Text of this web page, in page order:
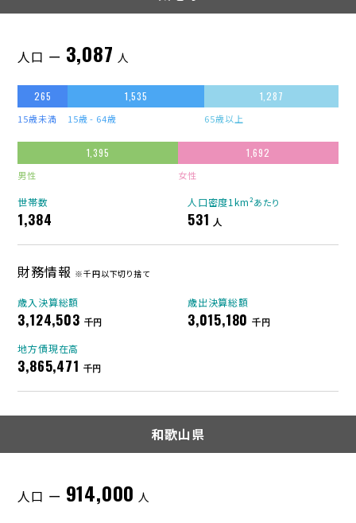
人口 ー 3,087 人
265
15歳未満
1,535
15歳 - 64歳
1,287
65歳以上
1,395
男性
1,692
女性
世帯数
1,384
人口密度1km²あたり
531 人
財務情報 ※千円以下切り捨て
歳入決算総額
3,124,503 千円
歳出決算総額
3,015,180 千円
地方債現在高
3,865,471 千円
和歌山県
人口 ー 914,000 人